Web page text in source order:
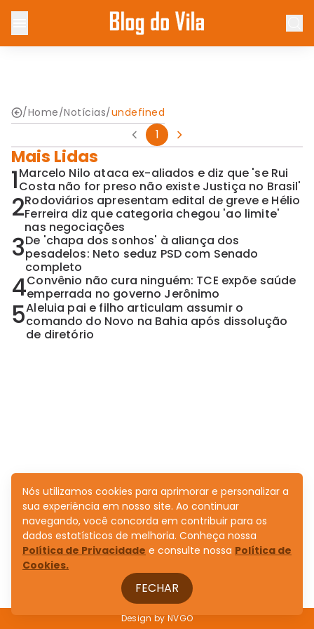
/Home/Notícias/undefined
1
Mais Lidas
1Marcelo Nilo ataca ex-aliados e diz que 'se Rui
Costa não for preso não existe Justiça no Brasil'
2Rodoviários apresentam edital de greve e Hélio
Ferreira diz que categoria chegou 'ao limite'
nas negociações
3De 'chapa dos sonhos' à aliança dos
pesadelos: Neto seduz PSD com Senado
completo
4Convênio não cura ninguém: TCE expõe saúde
emperrada no governo Jerônimo
5Aleluia pai e filho articulam assumir o
comando do Novo na Bahia após dissolução
de diretório
Design byNVGO
Nós utilizamos cookies para aprimorar e personalizar a
sua experiência em nosso site. Ao continuar
navegando, você concorda em contribuir para os
dados estatísticos de melhoria. Conheça nossa
Política de Privacidade e consulte nossa Política de
Cookies.
FECHAR